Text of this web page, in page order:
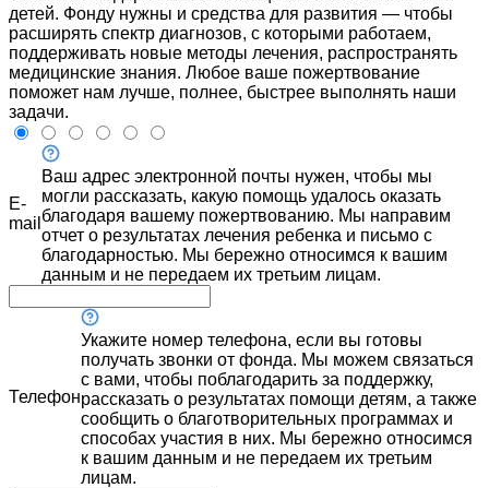
детей. Фонду нужны и средства для развития — чтобы
расширять спектр диагнозов, с которыми работаем,
поддерживать новые методы лечения, распространять
медицинские знания. Любое ваше пожертвование
поможет нам лучше, полнее, быстрее выполнять наши
задачи.
E-
mail
Ваш адрес электронной почты нужен, чтобы мы
могли рассказать, какую помощь удалось оказать
благодаря вашему пожертвованию. Мы направим
отчет о результатах лечения ребенка и письмо с
благодарностью. Мы бережно относимся к вашим
данным и не передаем их третьим лицам.
Телефон
Укажите номер телефона, если вы готовы
получать звонки от фонда. Мы можем связаться
с вами, чтобы поблагодарить за поддержку,
рассказать о результатах помощи детям, а также
сообщить о благотворительных программах и
способах участия в них. Мы бережно относимся
к вашим данным и не передаем их третьим
лицам.